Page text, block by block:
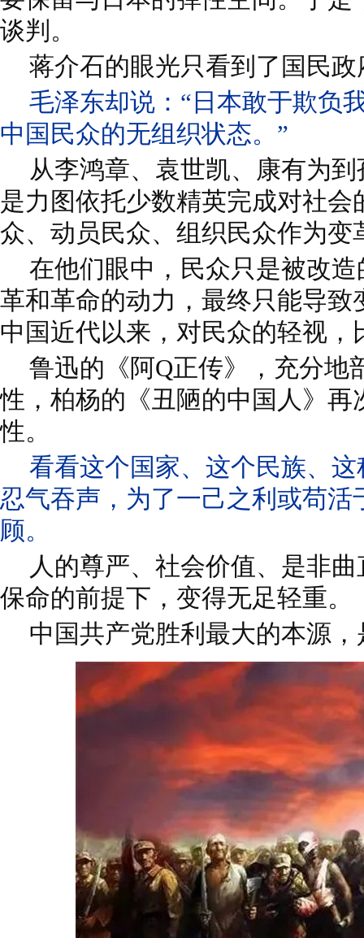
谈判。
蒋介石的眼光只看到了国民
毛泽东却说：“日本敢于欺负
中国民众的无组织状态。”
从李鸿章、袁世凯、康有为
是力图依托少数精英完成对社
众、动员民众、组织民众作为变
在他们眼中，民众只是被改
革和革命的动力，最终只能导致
中国近代以来，对民众的轻视，
鲁迅的《阿Q正传》，充分地
性，柏杨的《丑陋的中国人》再
性。
看看这个国家、这个民族、
忍气吞声，为了一己之利或苟活
顾。
人的尊严、社会价值、是非
保命的前提下，变得无足轻重。
中国共产党胜利最大的本源